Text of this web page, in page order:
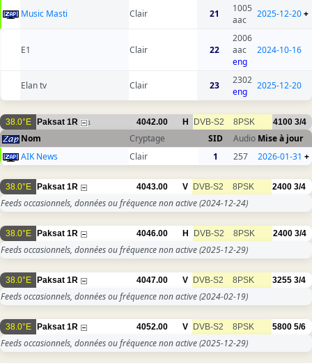
Music Masti Clair 21
1005
aac
2025-12-20+
E1 Clair 22
2006
aac
eng
2024-10-16
Elan tv Clair 23
2302
eng
2025-12-20
38.0°E Paksat 1R 1 4042.00 H DVB-S2 8PSK 4100 3/4
Nom Cryptage SID Audio Mise à jour
AIK News
Clair 1 257 2026-01-31 +
38.0°E Paksat 1R 4043.00 V DVB-S2 8PSK 2400 3/4
Feeds occasionnels, données ou fréquence non active(2024-12-24)
38.0°E Paksat 1R 4046.00 H DVB-S2 8PSK 2400 3/4
Feeds occasionnels, données ou fréquence non active(2025-12-29)
38.0°E Paksat 1R 4047.00 V DVB-S2 8PSK 3255 3/4
Feeds occasionnels, données ou fréquence non active(2024-02-19)
38.0°E Paksat 1R 4052.00 V DVB-S2 8PSK 5800 5/6
Feeds occasionnels, données ou fréquence non active(2025-12-29)